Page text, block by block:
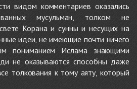
видом комментариев оказались
мусульман, толком не
Корана и сунны и несущих на
идеи, не имеющие почти ничего
пониманием Ислама знающими
не оказываются способны даже
толкования к тому аяту, который